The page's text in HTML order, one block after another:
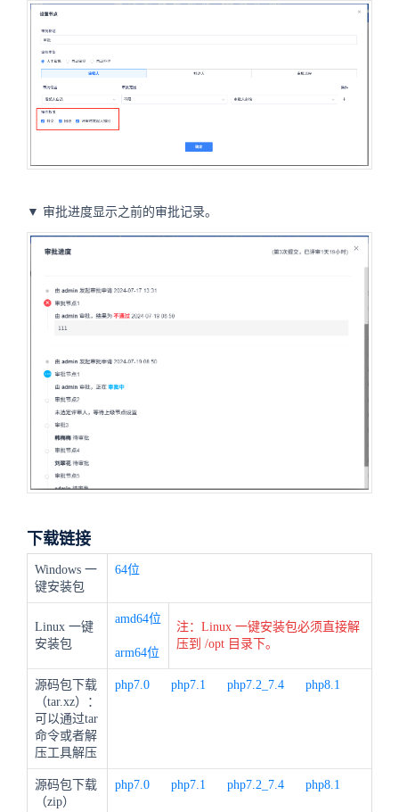
▼ 审批进度显示之前的审批记录。
下载链接
Windows 一
键安装包
64位
Linux 一键
安装包
amd64位
arm64位
注：Linux 一键安装包必须直接解
压到 /opt 目录下。
源码包下载
（tar.xz）：
可以通过tar
命令或者解
压工具解压
php7.0 php7.1 php7.2_7.4 php8.1
源码包下载
（zip）
php7.0 php7.1 php7.2_7.4 php8.1